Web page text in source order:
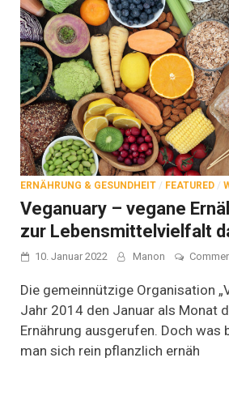
ERNÄHRUNG & GESUNDHEIT / FEATURED /
Veganuary – vegane
zur Lebensmittelvielfalt
10. Januar 2022 Manon
Die gemeinnützige Organisation
Jahr 2014 den Januar als Monat
Ernährung ausgerufen. Doch was
man sich rein pflanzlich ernäh